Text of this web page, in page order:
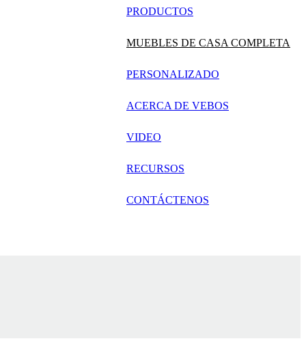
français
PRODUCTOS
MUEBLES DE CASA COMPLETA
PERSONALIZADO
ACERCA DE VEBOS
VIDEO
RECURSOS
CONTÁCTENOS